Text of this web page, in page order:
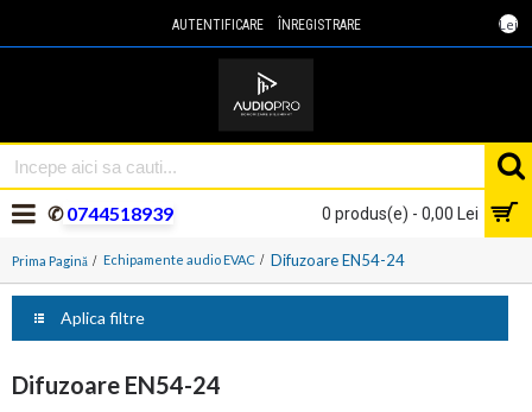
Lei
AUTENTIFICARE ÎNREGISTRARE
0 produs(e) - 0,00 Lei
✆0744518939
Prima Pagină Echipamente audio EVAC Difuzoare EN54-24
Aplica filtre
Difuzoare EN54-24